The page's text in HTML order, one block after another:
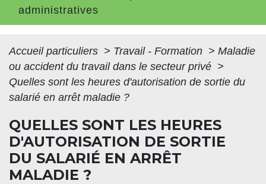
administratives
Accueil particuliers > Travail - Formation > Maladie
ou accident du travail dans le secteur privé >
Quelles sont les heures d'autorisation de sortie du
salarié en arrêt maladie ?
QUELLES SONT LES HEURES
D'AUTORISATION DE SORTIE
DU SALARIÉ EN ARRÊT
MALADIE ?